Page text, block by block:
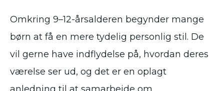
Omkring 9–12-årsalderen begynder mange
børn at få en mere tydelig personlig stil. De
vil gerne have indflydelse på, hvordan deres
værelse ser ud, og det er en oplagt